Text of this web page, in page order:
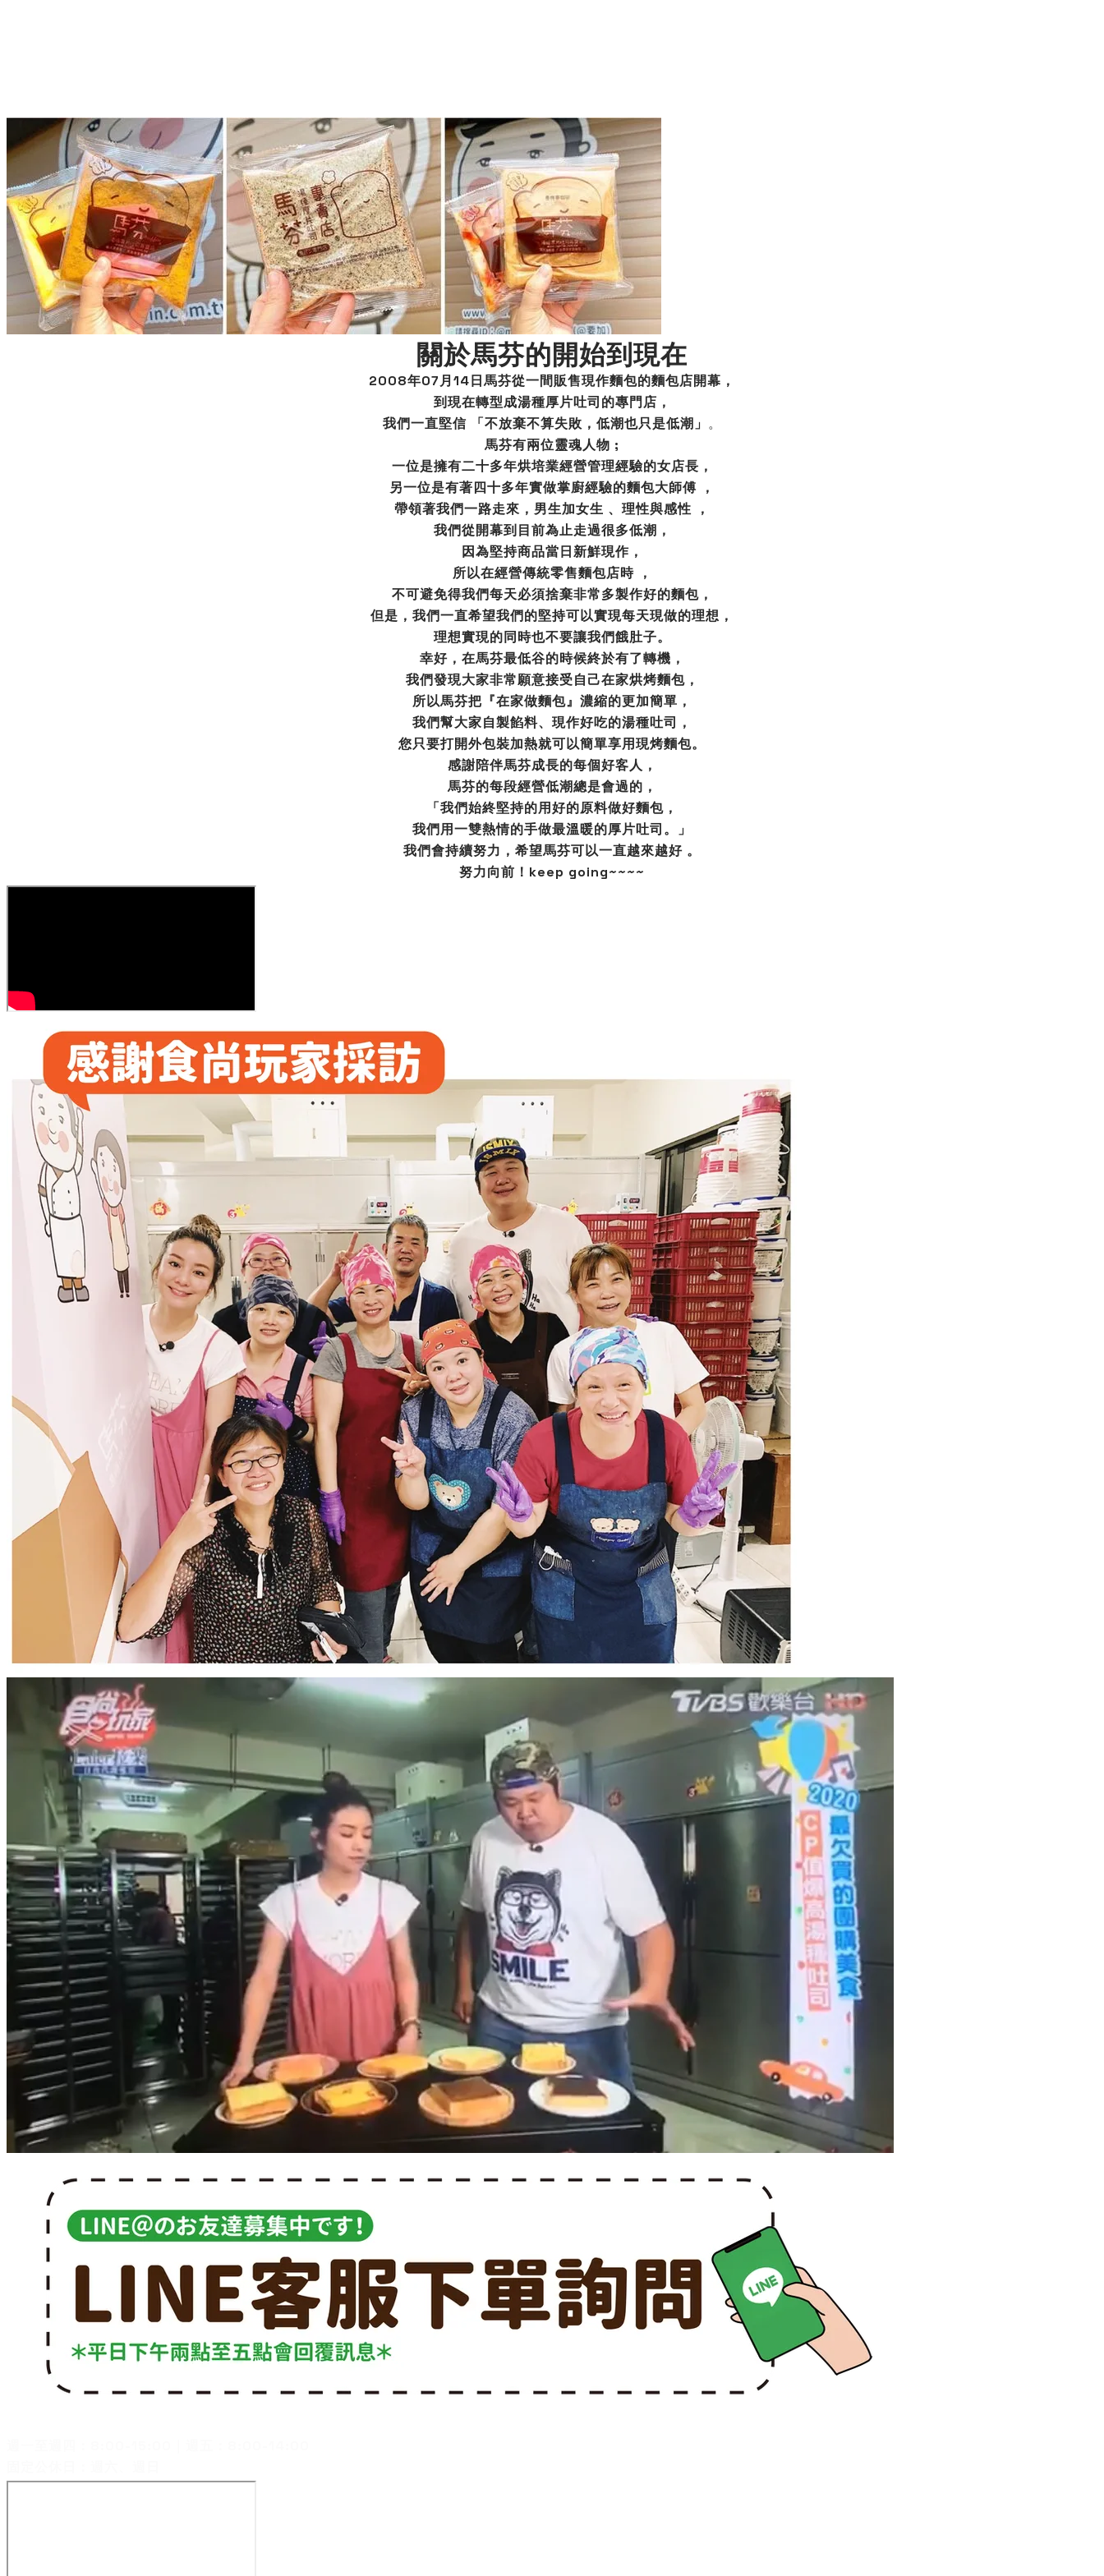
MORE...
關於馬芬的開始到現在
2008年07月14日馬芬從一間販售現作麵包的麵包店開幕，
到現在轉型成湯種厚片吐司的專門店，
我們一直堅信 「不放棄不算失敗，低潮也只是低潮」 。
馬芬有兩位靈魂人物 ;
一位是擁有二十多年烘培業經營管理經驗的女店長，
另一位是有著四十多年實做掌廚經驗的麵包大師傅 ，
帶領著我們一路走來，男生加女生 、理性與感性 ，
我們從開幕到目前為止走過很多低潮，
因為堅持商品當日新鮮現作，
所以在經營傳統零售麵包店時 ，
不可避免得我們每天必須捨棄非常多製作好的麵包，
但是，我們一直希望我們的堅持可以實現每天現做的理想，
理想實現的同時也不要讓我們餓肚子。
幸好，在馬芬最低谷的時候終於有了轉機，
我們發現大家非常願意接受自己在家烘烤麵包，
所以馬芬把『在家做麵包』濃縮的更加簡單，
我們幫大家自製餡料、現作好吃的湯種吐司，
您只要打開外包裝加熱就可以簡單享用現烤麵包。
感謝陪伴馬芬成長的每個好客人，
馬芬的每段經營低潮總是會過的，
「我們始終堅持的用好的原料做好麵包，
我們用一雙熱情的手做最溫暖的厚片吐司。」
我們會持續努力，希望馬芬可以一直越來越好 。
努力向前！keep going~~~~